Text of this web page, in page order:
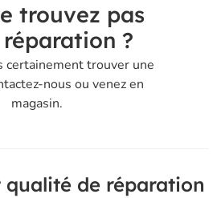
trouvez pas
?
certainement trouver une
nous ou venez en
magasin.
qualité de réparation